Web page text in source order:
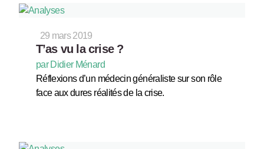
29 mars 2019
T’as vu la crise ?
par Didier Ménard
Réflexions d’un médecin généraliste sur son rôle
face aux dures réalités de la crise.